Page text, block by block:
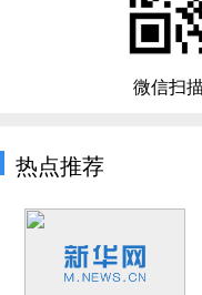
微信扫
热点推荐